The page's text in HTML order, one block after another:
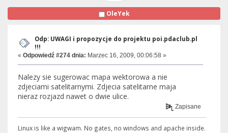
OleYek
Odp: UWAGI i propozycje do projektu poi.pdaclub.pl
!!!
« Odpowiedź #274 dnia: Marzec 16, 2009, 00:06:58 »
Nalezy sie sugerowac mapa wektorowa a nie
zdjeciami satelitarnymi. Zdjecia satelitarne maja
nieraz rozjazd nawet o dwie ulice.
Zapisane
Linux is like a wigwam. No gates, no windows and apache inside.